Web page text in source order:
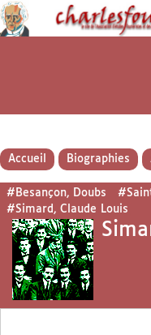
Accueil Biographies
#Besançon, Doubs
#Simard, Claude Louis